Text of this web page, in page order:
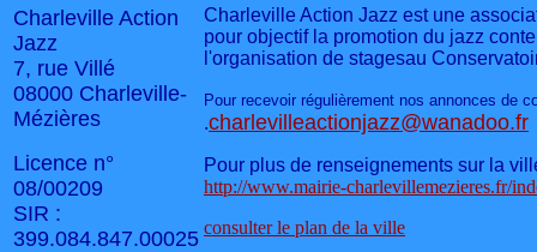
Charleville Action
Jazz
7, rue Villé
08000 Charleville-
Mézières
Licence n°
08/00209
SIR :
399.084.847.00025
Charleville Action Jazz est une
pour objectif la promotion du jazz
l'organisation de stagesau
Pour recevoir régulièrement nos annonces de
.charlevilleactionjazz@wanadoo.fr
Pour plus de renseignements sur la
http://www.mairie-charlevillemezieres.fr/
consulter le plan de la ville